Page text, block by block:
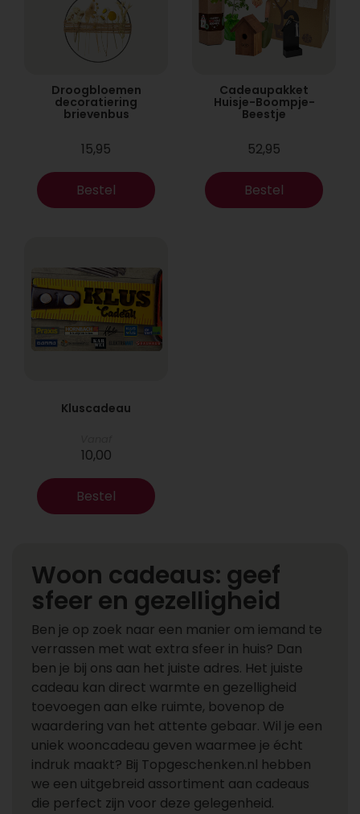
Droogbloemen
decoratiering
brievenbus
15,95
Bestel
Cadeaupakket
Huisje-Boompje-
Beestje
52,95
Bestel
Kluscadeau
10,00
Bestel
Woon cadeaus: geef
sfeer en gezelligheid
Ben je op zoek naar een manier om iemand te
verrassen met wat extra sfeer in huis? Dan
ben je bij ons aan het juiste adres. Het juiste
cadeau kan direct warmte en gezelligheid
toevoegen aan elke ruimte, bovenop de
waardering van het attente gebaar. Wil je een
uniek wooncadeau geven waarmee je écht
indruk maakt? Bij Topgeschenken.nl hebben
we een uitgebreid assortiment aan cadeaus
die perfect zijn voor deze gelegenheid.